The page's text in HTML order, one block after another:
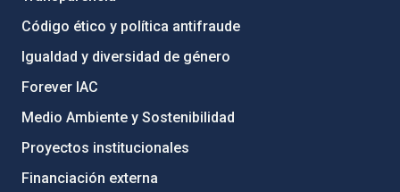
Código ético y política antifraude
Igualdad y diversidad de género
Forever IAC
Medio Ambiente y Sostenibilidad
Proyectos institucionales
Financiación externa